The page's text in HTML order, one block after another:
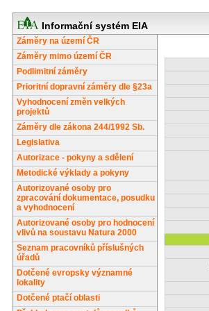
Informační systém EIA
Záměry na území ČR
Záměry mimo území ČR
Podlimitní záměry
Prioritní dopravní záměry dle §23a
Vyhodnocení změn velkých
projektů
Záměry dle zákona 244/1992 Sb.
Legislativa
Autorizace - pokyny a sdělení
Metodické výklady a pokyny
Autorizované osoby pro
zpracování dokumentace, posudku
a vyhodnocení
Autorizované osoby pro hodnocení
vlivů na soustavu Natura 2000
Seznam pracovníků příslušných
úřadů
Dotčené evropsky významné
lokality
Dotčené ptačí oblasti